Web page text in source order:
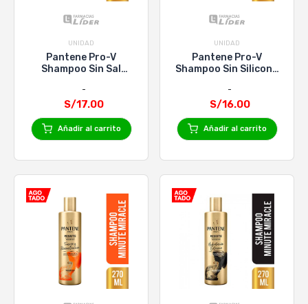
UNIDAD
Pantene Pro-V
Shampoo Sin Sal
400Ml
S/17.00
Añadir al carrito
UNIDAD
Pantene Pro-V
Shampoo Sin Silicona
S/16.00
Añadir al carrito